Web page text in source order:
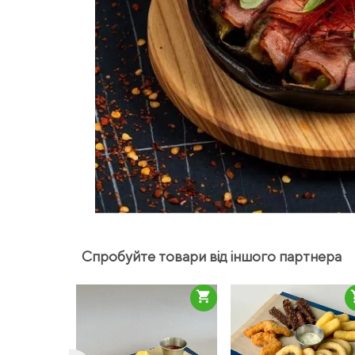
Спробуйте товари від іншого партнера
shopping_cart